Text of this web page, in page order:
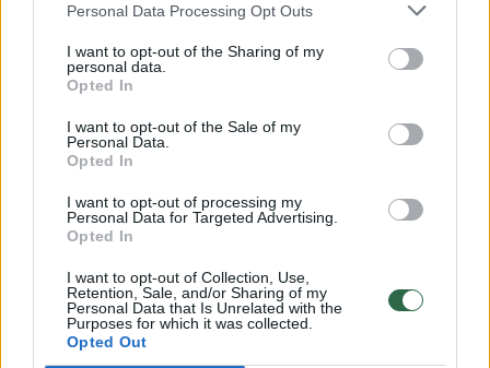
Personal Data Processing Opt Outs
I want to opt-out of the Sharing of my
personal data.
Opted In
I want to opt-out of the Sale of my
Personal Data.
Opted In
I want to opt-out of processing my
Personal Data for Targeted Advertising.
Opted In
I want to opt-out of Collection, Use,
Retention, Sale, and/or Sharing of my
Personal Data that Is Unrelated with the
Purposes for which it was collected.
Opted Out
Gamta 2023-09-27